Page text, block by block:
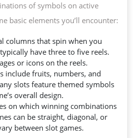
of symbols on active
basic elements you’ll encounter:
columns that spin when you
have three to five reels.
or icons on the reels.
include fruits, numbers, and
slots feature themed symbols
overall design.
on which winning combinations
can be straight, diagonal, or
between slot games.